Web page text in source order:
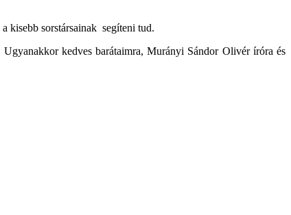
kisebb sorstársainak segíteni tud.
kedves barátaimra, Murányi Sándor Olivér íróra és